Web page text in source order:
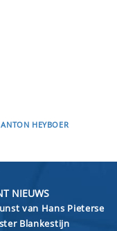
HEYBOER
NIEUWS
van Hans Pieterse
Blankestijn